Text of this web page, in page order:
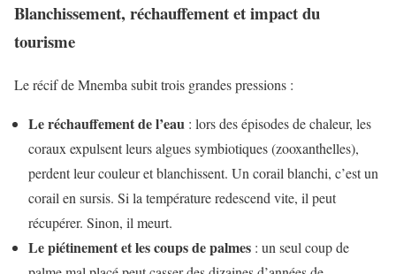
Blanchissement, réchauffement et impact du
tourisme
Le récif de Mnemba subit trois grandes pressions :
Le réchauffement de l’eau : lors des épisodes de chaleur, les
coraux expulsent leurs algues symbiotiques (zooxanthelles),
perdent leur couleur et blanchissent. Un corail blanchi, c’est un
corail en sursis. Si la température redescend vite, il peut
récupérer. Sinon, il meurt.
Le piétinement et les coups de palmes : un seul coup de